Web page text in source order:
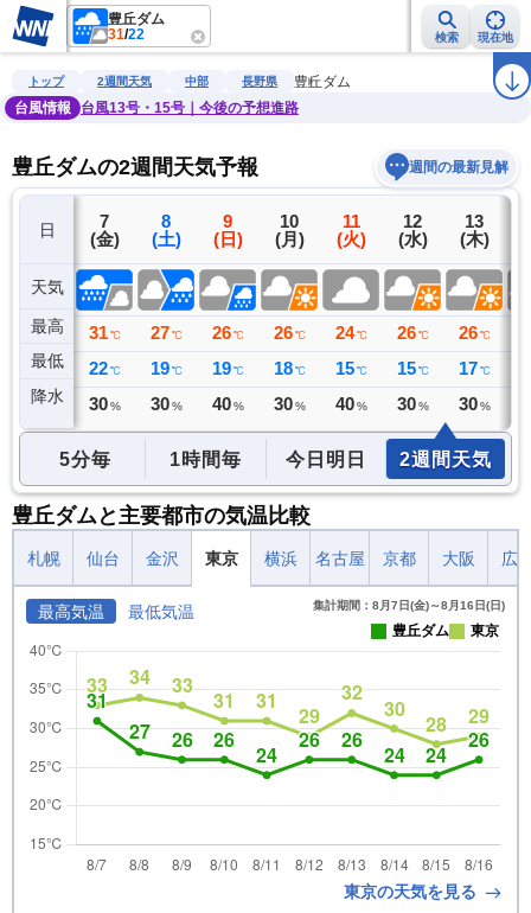
豊丘ダム
31/22 検索 現在地
雨雲レーダー 台風情報 地震情報 警報・注意報 ラ
トップ 2週間天気 中部 長野県
豊丘ダム
台風情報
台風13号・15号｜今後の予想進路
豊丘ダムの2週間天気予報 週間の最新見解
日
天気
最高
最低
降水
6
(木)
31 ℃
19 ℃
0 ミリ
7
(金)
31 ℃
22 ℃
30 %
8
(土)
27 ℃
19 ℃
30 %
9
(日)
26 ℃
19 ℃
40 %
10
(月)
26 ℃
18 ℃
30 %
11
(火)
24 ℃
15 ℃
40 %
12
(水)
26 ℃
15 ℃
30 %
13
(木)
26 ℃
17 ℃
30 %
5分毎 1時間毎 今日明日 2週間天気
豊丘ダムと主要都市の気温比較
札幌 仙台 金沢 東京 横浜 名古屋 京都 大阪 広
最高気温 最低気温 集計期間：8月7日(金)～8月16日(日)
豊丘ダム 東京
東京の天気を見る